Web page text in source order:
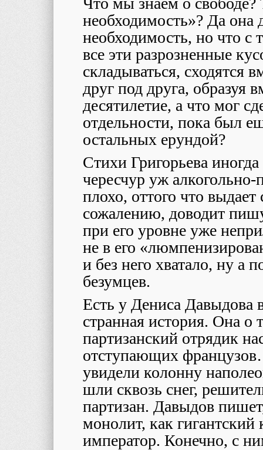
необходимость»? Да она
необходимость, но что с
все эти разрозненные
складываться, сходятся
друг под друга, образуя
десятилетие, а что мог
отдельности, пока был
остальных ерундой?
Стихи Григорьева
чересчур уж
плохо, оттого что
сожалению, доводит
при его уровне уже
не в его
и без него хватало, ну а
безумцев.
Есть у Дениса Давыдова
странная история. Она о
партизанский отрядик
отступающих
увидели колонну
шли сквозь снег,
партизан. Давыдов
монолит, как гигантский
император. Конечно, с